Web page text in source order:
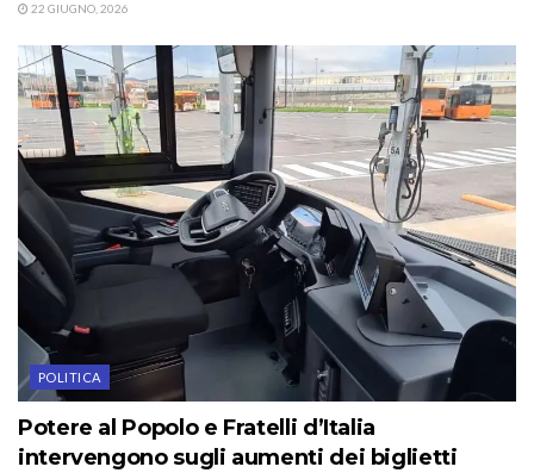
22 GIUGNO, 2026
POLITICA
Potere al Popolo e Fratelli d’Italia
intervengono sugli aumenti dei biglietti